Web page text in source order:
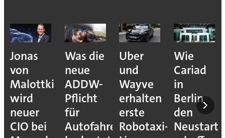
Jonas
von
Malottki
wird
neuer
CIO bei
Was die
neue
ADDW-
Pflicht
für
Autofahrer
Uber
und
Wayve
erhalten
erste
Robotaxi-
Wie
Cariad
in
Berlin
den
Neustart